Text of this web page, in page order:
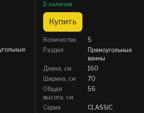
В наличии
Купить
Количество
5
Раздел
Прямоугольные
ванны
Длина, см
160
Ширина, см
70
Общая
высота, см
56
Серия
CLASSIC